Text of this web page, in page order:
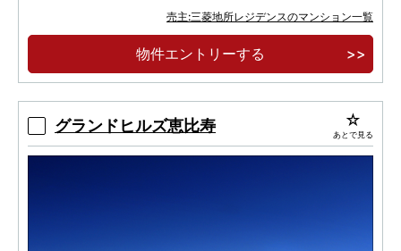
東京メトロ東西線・都営大江戸線「門前仲町」
駅、東京メトロ半蔵門線「水天宮前」駅の2駅3路
売主:三菱地所レジデンスのマンション一覧
物件エントリーする
グランドヒルズ恵比寿 あとで見る